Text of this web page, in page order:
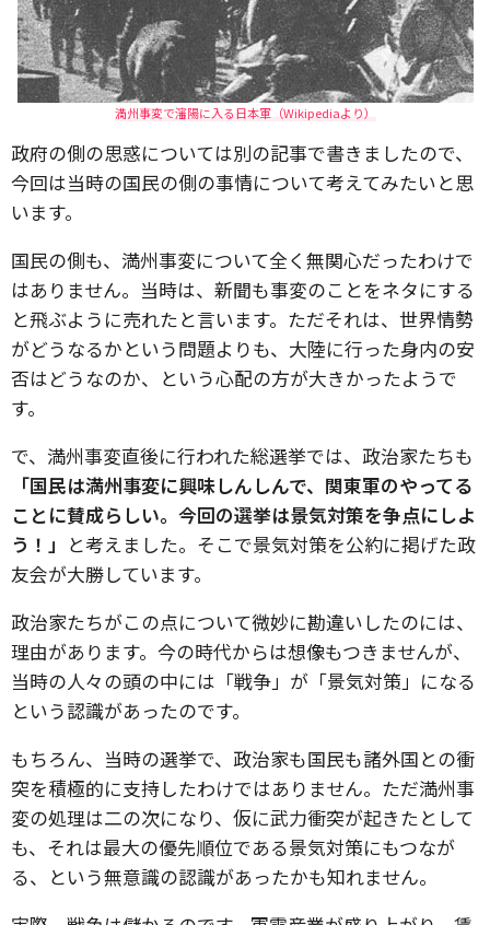
満州事変で瀋陽に入る日本軍（Wikipediaより）
政府の側の思惑については別の記事で書きましたので、
今回は当時の国民の側の事情について考えてみたいと思
います。
国民の側も、満州事変について全く無関心だったわけで
はありません。当時は、新聞も事変のことをネタにする
と飛ぶように売れたと言います。ただそれは、世界情勢
がどうなるかという問題よりも、大陸に行った身内の安
否はどうなのか、という心配の方が大きかったようで
す。
で、満州事変直後に行われた総選挙では、政治家たちも
「国民は満州事変に興味しんしんで、関東軍のやってる
ことに賛成らしい。今回の選挙は景気対策を争点にしよ
う！」 と考えました。そこで景気対策を公約に掲げた政
友会が大勝しています。
政治家たちがこの点について微妙に勘違いしたのには、
理由があります。今の時代からは想像もつきませんが、
当時の人々の頭の中には「戦争」が「景気対策」になる
という認識があったのです。
もちろん、当時の選挙で、政治家も国民も諸外国との衝
突を積極的に支持したわけではありません。ただ満州事
変の処理は二の次になり、仮に武力衝突が起きたとして
も、それは最大の優先順位である景気対策にもつなが
る、という無意識の認識があったかも知れません。